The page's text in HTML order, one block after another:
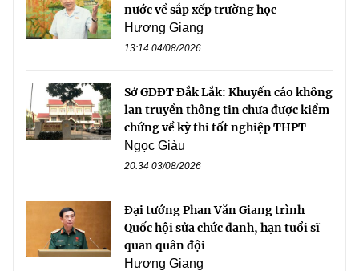
nước về sắp xếp trường học
Hương Giang
13:14 04/08/2026
Sở GDĐT Đắk Lắk: Khuyến cáo không
lan truyền thông tin chưa được kiểm
chứng về kỳ thi tốt nghiệp THPT
Ngọc Giàu
20:34 03/08/2026
Đại tướng Phan Văn Giang trình
Quốc hội sửa chức danh, hạn tuổi sĩ
quan quân đội
Hương Giang